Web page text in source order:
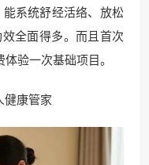
系统舒经活络、放松
全面得多。而且首次
验一次基础项目。
健康管家